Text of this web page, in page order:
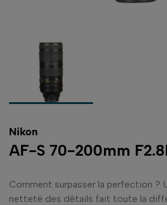
Nikon
AF-S 70-200mm
Comment surpasser la perfection ?
netteté des détails fait toute la